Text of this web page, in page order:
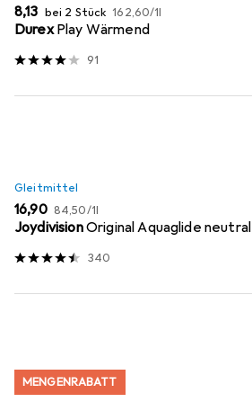
EUR
8,13 bei 2 Stück EUR
162,60/1l
Durex Play Wärmend
91
Gleitmittel
EUR
16,90 EUR
84,50/1l
JoydivisionOriginal Aquaglide neutral
340
MENGENRABATT